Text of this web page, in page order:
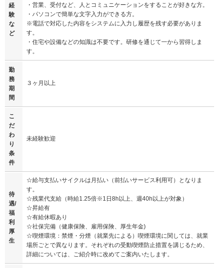
経
験
な
ど
・営業、受付など、人とコミュニケーションをすることが好きな方。
・パソコンで簡単な文字入力ができる方。
※電話で対応した内容をシステムに入力し履歴を残す必要がありま
す。
・住宅や設備などの知識は不要です。研修を通じて一から習得しま
す。
勤
務
期
間
３ヶ月以上
こ
だ
わ
り
条
件
未経験歓迎
待
遇/
福
利
厚
生
☆給与支払いサイクルは月払い（前払いサービス利用可）となりま
す。
☆残業代支給（時給1.25倍※1日8h以上、週40h以上が対象）
☆昇給有
☆有給休暇あり
☆社保完備（健康保険、雇用保険、厚生年金)
☆喫煙環境：禁煙・分煙（就業先による）喫煙環境に関しては、就業
場所ごとで異なります。それぞれの受動喫煙防止措置を講じるため、
詳細については、ご紹介時に改めてご案内いたします。